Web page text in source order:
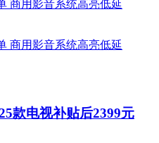
款电视补贴后2399元